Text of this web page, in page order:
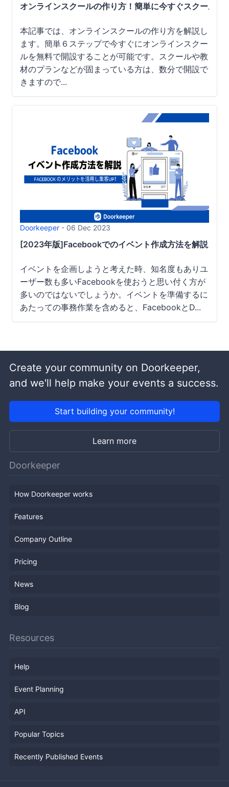
オンラインスクールの作り方！簡単に今すぐスクールを
本記事では、オンラインスクールの作り方を解説し
ます。簡単６ステップで今すぐにオンラインスクー
ルを無料で開設することが可能です。スクールや教
材のプランなどが固まっている方は、数分で開設で
きますので...
Doorkeeper - 06 Dec 2023
[2023年版]Facebookでのイベント作成方法を解説｜メ
イベントを企画しようと考えた時、知名度もありユ
ーザー数も多いFacebookを使おうと思い付く方が
多いのではないでしょうか。イベントを準備するに
あたっての事務作業を含めると、FacebookとD...
Create your community on Doorkeeper,
and we'll help make your events a success.
Start building your community!
Learn more
Doorkeeper
How Doorkeeper works
Features
Company Outline
Pricing
News
Blog
Resources
Help
Event Planning
API
Popular Topics
Recently Published Events